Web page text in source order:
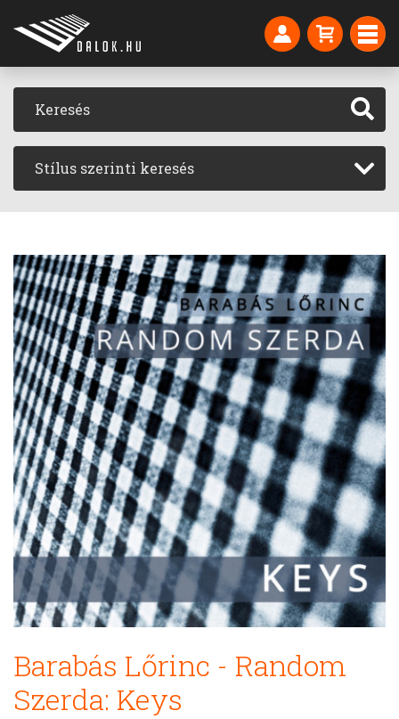
Stílus szerinti keresés
Barabás Lőrinc - Random
Szerda: Keys